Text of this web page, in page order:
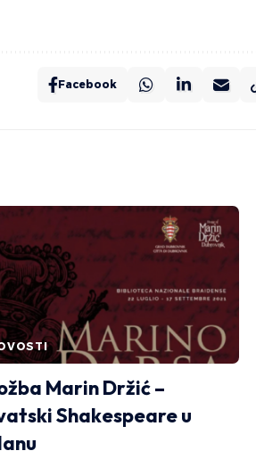
Facebook
Marin Držić –
Shakespeare u